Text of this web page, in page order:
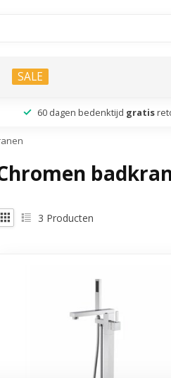
SALE
60 dagen bedenktijd gratis
3 Producten